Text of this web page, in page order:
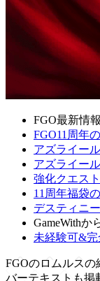
FGO最新情報
FGO11周年
アズライー
アズライー
強化クエス
11周年福袋
デスティニ
GameWithか
未経験可&完
FGOのロムルス
バーテキストも掲